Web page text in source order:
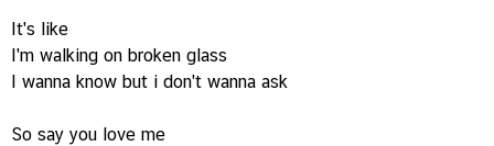
It's like
I'm walking on broken glass
I wanna know but i don't wanna ask
So say you love me